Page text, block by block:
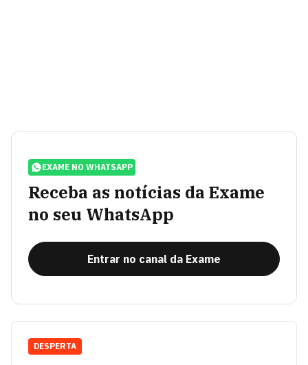
EXAME NO WHATSAPP
Receba as notícias da Exame
no seu WhatsApp
Entrar no canal da Exame
DESPERTA